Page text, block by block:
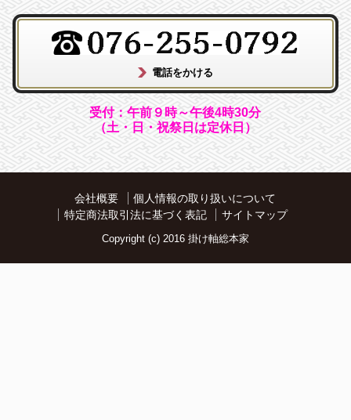
受付：午前９時～午後4時30分
（土・日・祝祭日は定休日）
会社概要
個人情報の取り扱いについて
特定商法取引法に基づく表記
サイトマップ
Copyright (c) 2016 掛け軸総本家